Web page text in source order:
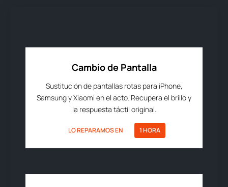
Cambio de Pantalla
Sustitución de pantallas rotas para iPhone,
Samsung y Xiaomi en el acto. Recupera el brillo y
la respuesta táctil original.
LO REPARAMOS EN 1 HORA